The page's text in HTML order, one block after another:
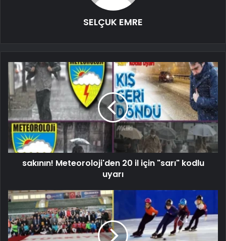
SELÇUK EMRE
sakının! Meteoroloji'den 20 il için "sarı" kodlu
uyarı